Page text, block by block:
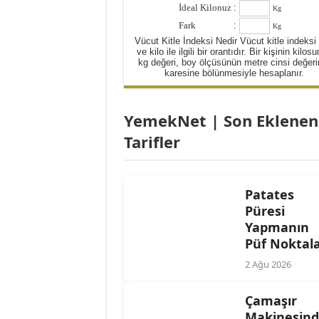
Yulaflı Diyet Mozaik
Dukan patlıcan kebabı
İdeal Kilonuz : Kg
Fark : Kg
Vücut Kitle İndeksi Nedir Vücut kitle indeksi
ve kilo ile ilgili bir orantıdır. Bir kişinin
kg değeri, boy ölçüsünün metre cinsi
karesine bölünmesiyle hesaplanır.
YemekNet | Son Eklenen
Tarifler
Patates
Püresi
Yapmanın
Püf
2 Ağu 2026
Çamaşır